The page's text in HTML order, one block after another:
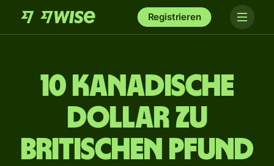
Registrieren
10 kanadische
Dollar zu
britischen Pfund